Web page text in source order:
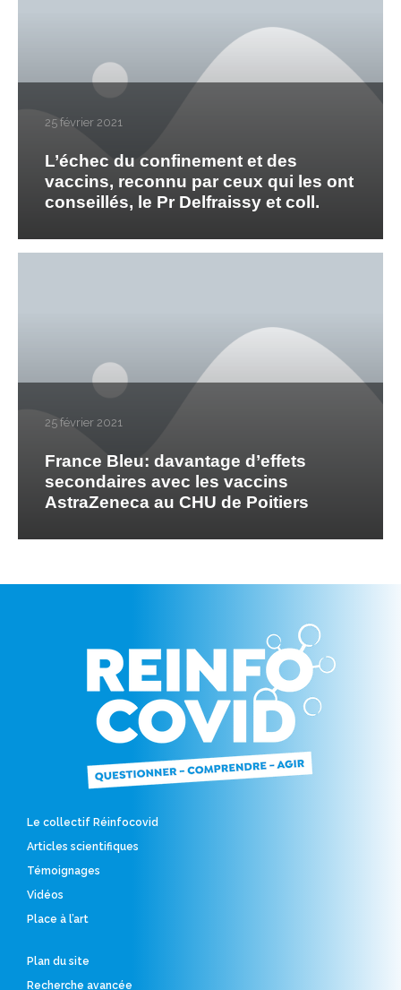
25 février 2021
L’échec du confinement et des
vaccins, reconnu par ceux qui les ont
conseillés, le Pr Delfraissy et coll.
25 février 2021
France Bleu: davantage d’effets
secondaires avec les vaccins
AstraZeneca au CHU de Poitiers
Le collectif Réinfocovid
Articles scientifiques
Témoignages
Vidéos
Place à l’art
Plan du site
Recherche avancée